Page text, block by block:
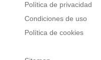
Política de privacidad
Condiciones de uso
Política de cookies